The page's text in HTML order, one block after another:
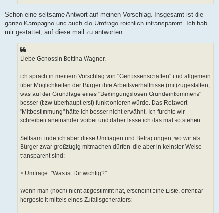
Schon eine seltsame Antwort auf meinen Vorschlag. Insgesamt ist die
ganze Kampagne und auch die Umfrage reichlich intransparent. Ich hab
mir gestattet, auf diese mail zu antworten:
Liebe Genossin Bettina Wagner,
ich sprach in meinem Vorschlag von "Genossenschaften" und allgemein
über Möglichkeiten der Bürger ihre Arbeitsverhältnisse (mit)zugestalten,
was auf der Grundlage eines "Bedingungslosen Grundeinkommens"
besser (bzw überhaupt erst) funktionieren würde. Das Reizwort
"Mitbestimmung" hätte ich besser nicht erwähnt. Ich fürchte wir
schreiben aneinander vorbei und daher lasse ich das mal so stehen.
Seltsam finde ich aber diese Umfragen und Befragungen, wo wir als
Bürger zwar großzügig mitmachen dürfen, die aber in keinster Weise
transparent sind:
> Umfrage: "Was ist Dir wichtig?"
Wenn man (noch) nicht abgestimmt hat, erscheint eine Liste, offenbar
hergestellt mittels eines Zufallsgenerators: